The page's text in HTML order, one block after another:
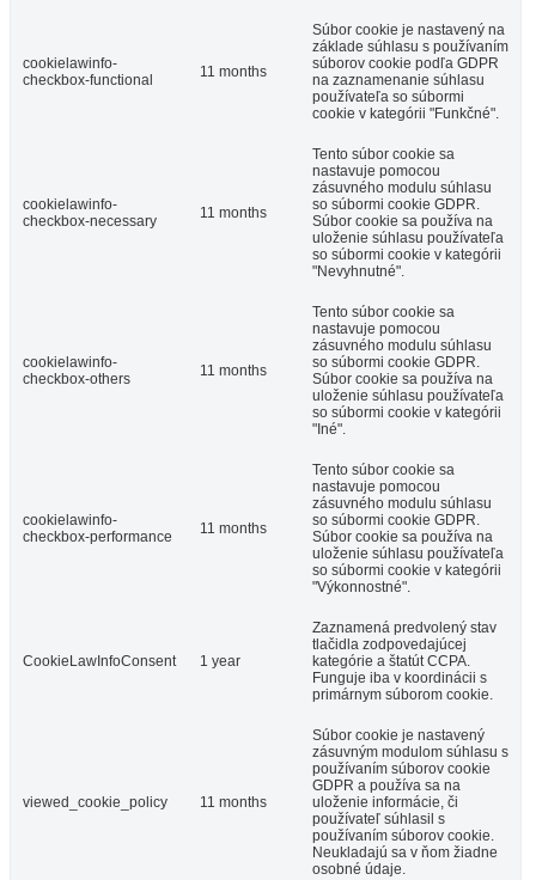
cookielawinfo-
checkbox-functional
11 months
Súbor cookie je nastavený na
základe súhlasu s používaním
súborov cookie podľa GDPR
na zaznamenanie súhlasu
používateľa so súbormi
cookie v kategórii "Funkčné".
cookielawinfo-
checkbox-necessary
11 months
Tento súbor cookie sa
nastavuje pomocou
zásuvného modulu súhlasu
so súbormi cookie GDPR.
Súbor cookie sa používa na
uloženie súhlasu používateľa
so súbormi cookie v kategórii
"Nevyhnutné".
cookielawinfo-
checkbox-others
11 months
Tento súbor cookie sa
nastavuje pomocou
zásuvného modulu súhlasu
so súbormi cookie GDPR.
Súbor cookie sa používa na
uloženie súhlasu používateľa
so súbormi cookie v kategórii
"Iné".
cookielawinfo-
checkbox-performance
11 months
Tento súbor cookie sa
nastavuje pomocou
zásuvného modulu súhlasu
so súbormi cookie GDPR.
Súbor cookie sa používa na
uloženie súhlasu používateľa
so súbormi cookie v kategórii
"Výkonnostné".
CookieLawInfoConsent 1 year
Zaznamená predvolený stav
tlačidla zodpovedajúcej
kategórie a štatút CCPA.
Funguje iba v koordinácii s
primárnym súborom cookie.
viewed_cookie_policy 11 months
Súbor cookie je nastavený
zásuvným modulom súhlasu s
používaním súborov cookie
GDPR a používa sa na
uloženie informácie, či
používateľ súhlasil s
používaním súborov cookie.
Neukladajú sa v ňom žiadne
osobné údaje.